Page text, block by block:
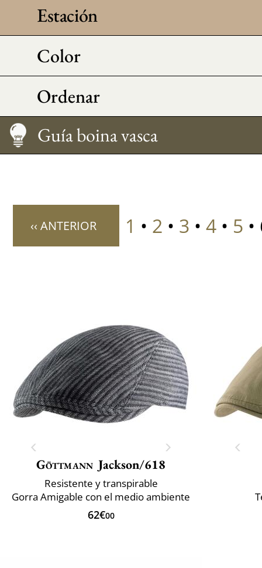
Estación
Color
Ordenar
Mantenimiento
Consejo Morfo
Guía boina vasca
‹‹ ANTERIOR 1 • 2 • 3 • 4• 5
Göttmann Jackson/618
Resistente y transpirable
Gorra Amigable con el medio ambiente
62€00